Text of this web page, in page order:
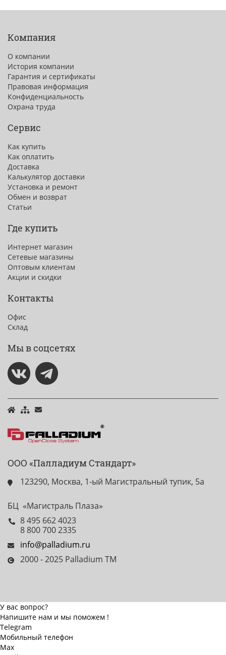
Компания
О компании
История компании
Гарантия и сертификаты
Правовая информация
Конфиденциальность
Охрана труда
Сервис
Как купить
Как оплатить
Доставка
Калькулятор доставки
Установка и ремонт
Обмен и возврат
Статьи
Где купить
Интернет магазин
Сетевые магазины
Оптовым клиентам
Акции и скидки
Контакты
Офис
Склад
Мы в соцсетях
ООО «Палладиум Стандарт»
123290, Москва, 1-ый Магистральный тупик, 5а
БЦ «Магистраль Плаза»
8 495 662 4023
8 800 700 2335
info@palladium.ru
2000 - 2025 Palladium TM
У вас вопрос?
Напишите нам и мы поможем !
Telegram
Мобильный телефон
Max